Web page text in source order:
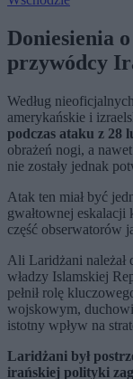
Doniesienia
przywódcy
Według
amerykańskie i
podczas ataku z 28
obrażeń nogi, a
nie zostały jednak
Atak ten miał być
gwałtownej
część obserwatorów
Ali Laridżani należał
władzy Islamskiej
pełnił rolę
wojskowym,
istotny wpływ na
Laridżani był
irańskiej polityki